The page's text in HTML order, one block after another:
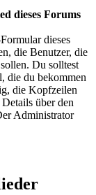
dieses Forums
dieses
die Benutzer, die
Du solltest
die du bekommen
die Kopfzeilen
über den
Administrator